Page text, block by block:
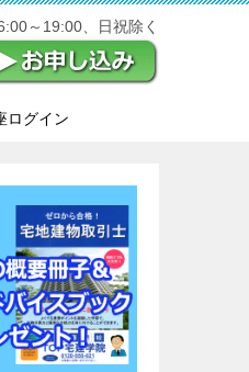
～19:00、日祝除く
ログイン